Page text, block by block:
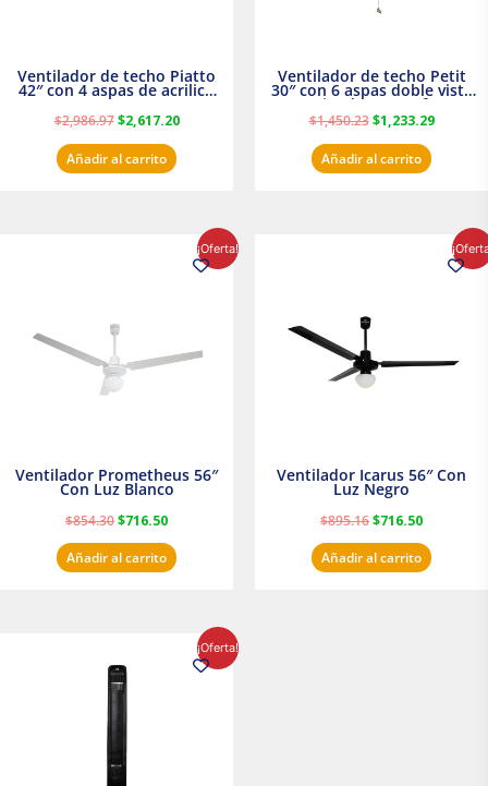
Ventilador de techo Piatto
42″ con 4 aspas de acrilico
transparente
$2,986.97 $2,617.20
Añadir al carrito
Ventilador de techo Petit
30″ con 6 aspas doble vista
Satinado Masterfan
$1,450.23 $1,233.29
Añadir al carrito
¡Oferta!
Ventilador Prometheus 56″
Con Luz Blanco
$854.30$716.50
precio
actual
Añadir al carrito
Ventilador Icarus 56″ Con
Luz Negro
$895.16$716.50
precio
actual
Añadir al carrito
¡Oferta!
original
era:
precio
actual